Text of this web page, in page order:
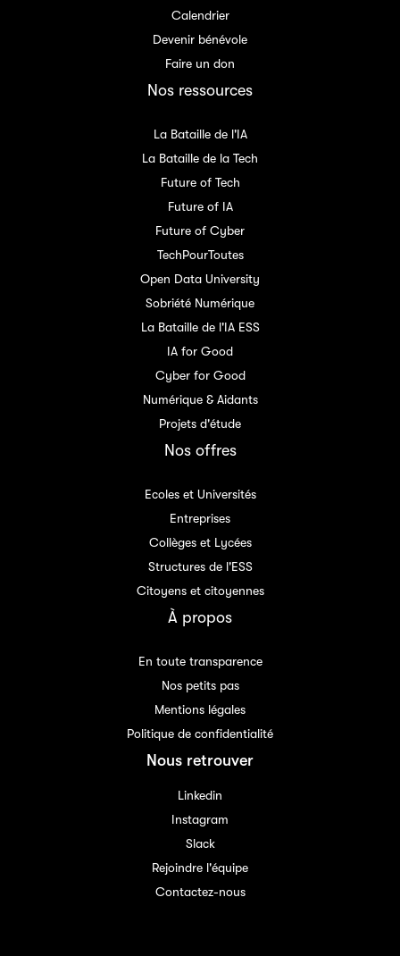
Calendrier
Devenir bénévole
Faire un don
Nos ressources
La Bataille de l'IA
La Bataille de la Tech
Future of Tech
Future of IA
Future of Cyber
TechPourToutes
Open Data University
Sobriété Numérique
La Bataille de l'IA ESS
IA for Good
Cyber for Good
Numérique & Aidants
Projets d'étude
Nos offres
Ecoles et Universités
Entreprises
Collèges et Lycées
Structures de l'ESS
Citoyens et citoyennes
À propos
En toute transparence
Nos petits pas
Mentions légales
Politique de confidentialité
Nous retrouver
Linkedin
Instagram
Slack
Rejoindre l'équipe
Contactez-nous